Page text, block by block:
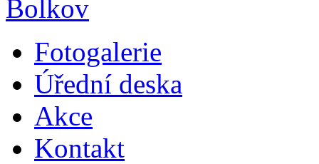
Fotogalerie
Úřední deska
Akce
Kontakt